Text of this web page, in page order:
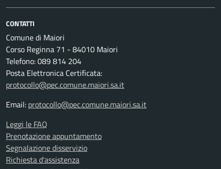
CONTATTI
Comune di Maiori
Corso Reginna 71 - 84010 Maiori
Telefono: 089 814 204
Posta Elettronica Certificata:
protocollo@pec.comune.maiori.sa.it
Email: protocollo@pec.comune.maiori.sa.it
Leggi le FAQ
Prenotazione appuntamento
Segnalazione disservizio
Richiesta d'assistenza